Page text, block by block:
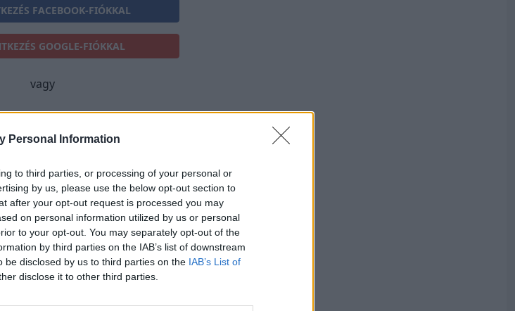
Personal Information
to third parties, or processing of your personal or
by us, please use the below opt-out section to
after your opt-out request is processed you may
on personal information utilized by us or personal
to your opt-out. You may separately opt-out of the
by third parties on the IAB’s list of downstream
be disclosed by us to third parties on the IAB’s List of
disclose it to other third parties.
FACEBOOK-FIÓKKAL
GOOGLE-FIÓKKAL
vagy